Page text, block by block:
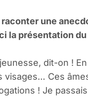
une
la présentation
dit-on !
visages… Ces
! Je